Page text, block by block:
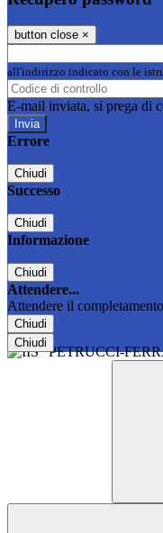
button close ×
all'indirizzo indicato con le
E-mail inviata, si prega di
Errore
Chiudi
Successo
Chiudi
Informazione
Chiudi
Attendere...
Attendere il
Chiudi
Chiudi